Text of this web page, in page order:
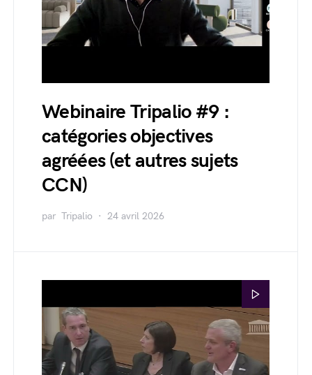
Webinaire Tripalio #9 :
catégories objectives
agréées (et autres sujets
CCN)
par Tripalio 24 avril 2026